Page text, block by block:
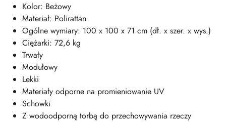
Kolor: Beżowy
Materiał: Polirattan
Ogólne wymiary: 100 x 100 x 71 cm (dł. x szer. x wys.)
Ciężarki: 72,6 kg
Trwały
Modułowy
Lekki
Materiały odporne na promieniowanie UV
Schowki
Z wodoodporną torbą do przechowywania rzeczy